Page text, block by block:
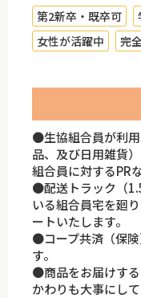
第2新卒・既卒可
女性が活躍中
完
●生協組合員が利
品、及び日用雑貨
組合員に対するPRな
●配送トラック（
いる組合員宅を廻
ートいたします。
●コープ共済（保
す。
●商品をお届けす
かわりも大事にして